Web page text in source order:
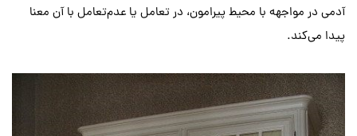
آدمی در مواجهه با محیط پیرامون، در تعامل یا عدم‌تعامل با آن معنا
پیدا می‌کند.